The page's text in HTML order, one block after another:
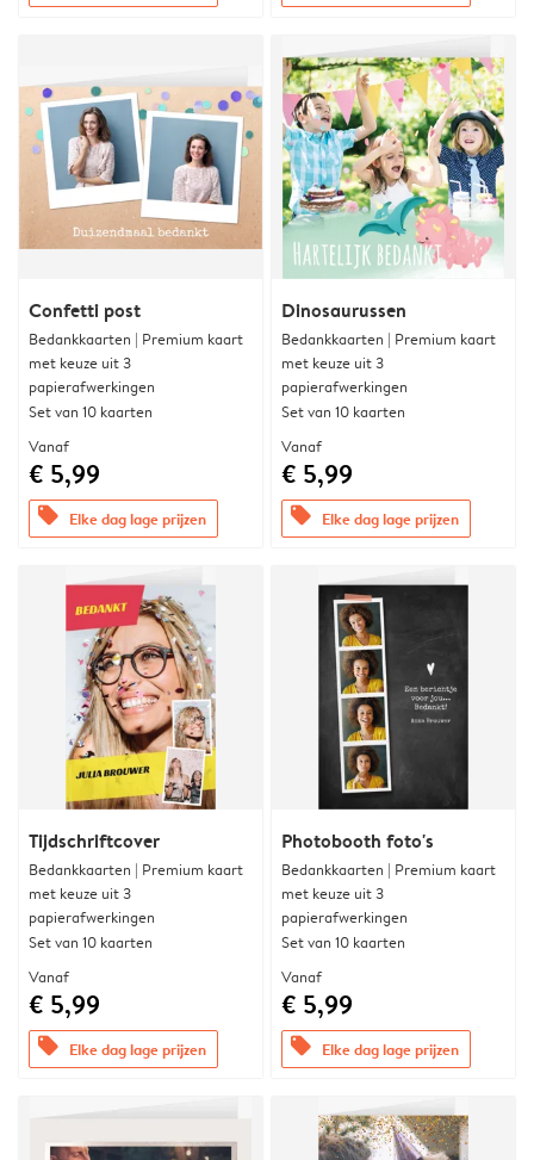
Confetti post
Bedankkaarten | Premium kaart
met keuze uit 3
papierafwerkingen
Set van 10 kaarten
Vanaf
€ 5,99
offers Elke dag lage prijzen
Dinosaurussen
Bedankkaarten | Premium kaart
met keuze uit 3
papierafwerkingen
Set van 10 kaarten
Vanaf
€ 5,99
offers Elke dag lage prijzen
Tijdschriftcover
Bedankkaarten | Premium kaart
met keuze uit 3
papierafwerkingen
Set van 10 kaarten
Vanaf
€ 5,99
offers Elke dag lage prijzen
Photobooth foto's
Bedankkaarten | Premium kaart
met keuze uit 3
papierafwerkingen
Set van 10 kaarten
Vanaf
€ 5,99
offers Elke dag lage prijzen